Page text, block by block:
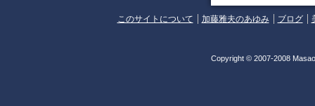
このサイトについて 加藤雅夫のあゆみ ブログ
Copyright © 2007-2008